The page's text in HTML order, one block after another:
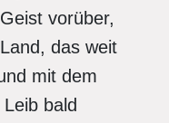
vorüber,
das weit
mit dem
bald